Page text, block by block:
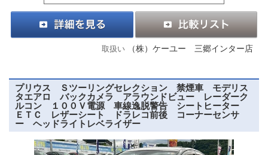
取扱い （株）ケーユー 三郷インター店
プリウス Ｓツーリングセレクション 禁煙車 モデリス
タエアロ バックカメラ アラウンドビュー レーダーク
ルコン １００Ｖ電源 車線逸脱警告 シートヒーター
ＥＴＣ レザーシート ドラレコ前後 コーナーセンサ
ー ヘッドライトレベライザー